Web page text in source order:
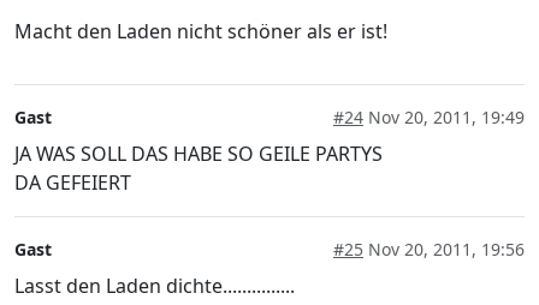
Macht den Laden nicht schöner als er ist!
Gast #24 Nov 20, 2011, 19:49
JA WAS SOLL DAS HABE SO GEILE PARTYS
DA GEFEIERT
Gast #25 Nov 20, 2011, 19:56
Lasst den Laden dichte...............